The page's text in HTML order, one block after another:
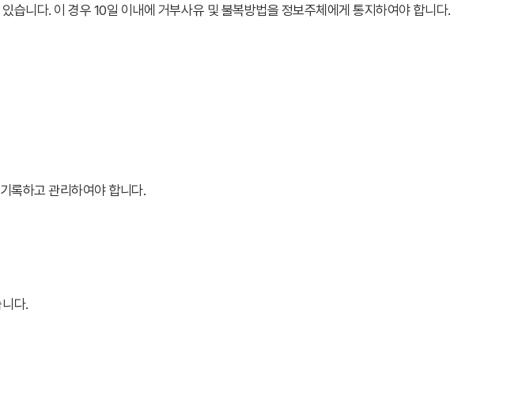
니다. 이 경우 10일 이내에 거부사유 및 불복방법을 정보주체에게 통지하여야 합니다.
록하고 관리하여야 합니다.
다.